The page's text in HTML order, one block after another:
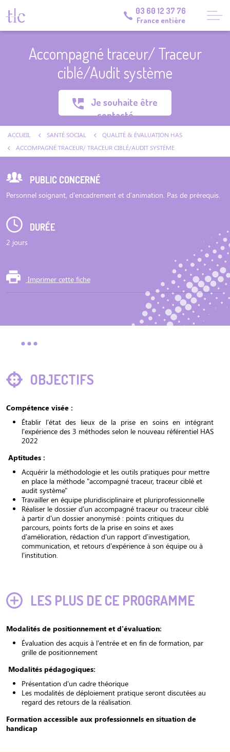
03 60 12 37 76
France entière
Accompagné traceur/ Traceur
ciblé/Audit système
Je souhaite être
contacté
ACCUEIL SANTÉ SOCIAL
QUALITÉ & ÉVALUATION HAS
ACCOMPAGNÉ TRACEUR/ TRACEUR CIBLÉ/AUDIT SYSTÈME
OBJECTIFS
Compétence visée :
Établir l'état des lieux de la prise en soins en intégrant
l'expérience des 3 méthodes selon le nouveau référentiel HAS
2022
Aptitudes :
Acquérir la méthodologie et les outils pratiques pour mettre
en place la méthode "accompagné traceur, traceur ciblé et
audit système"
Travailler en équipe pluridisciplinaire et pluriprofessionnelle
Réaliser le dossier d’un accompagné traceur ou traceur ciblé
à partir d’un dossier anonymisé : points critiques du
parcours, points forts de la prise en soins et axes
d’amélioration, rédaction d’un rapport d’investigation,
communication, et retours d’expérience à son équipe ou à
l’institution.
LES PLUS DE CE PROGRAMME
Modalités de positionnement et d'évaluation:
Évaluation des acquis à l'entrée et en fin de formation, par
grille de positionnement
Modalités pédagogiques:
Présentation d'un cadre théorique
Les modalités de déploiement pratique seront discutées au
regard des retours de la réalisation.
Formation accessible aux professionnels en situation de
handicap
PUBLIC CONCERNÉ
Personnel soignant, d’encadrement et d’animation. Pas de prérequis.
DURÉE
2 jours
Imprimer cette fiche